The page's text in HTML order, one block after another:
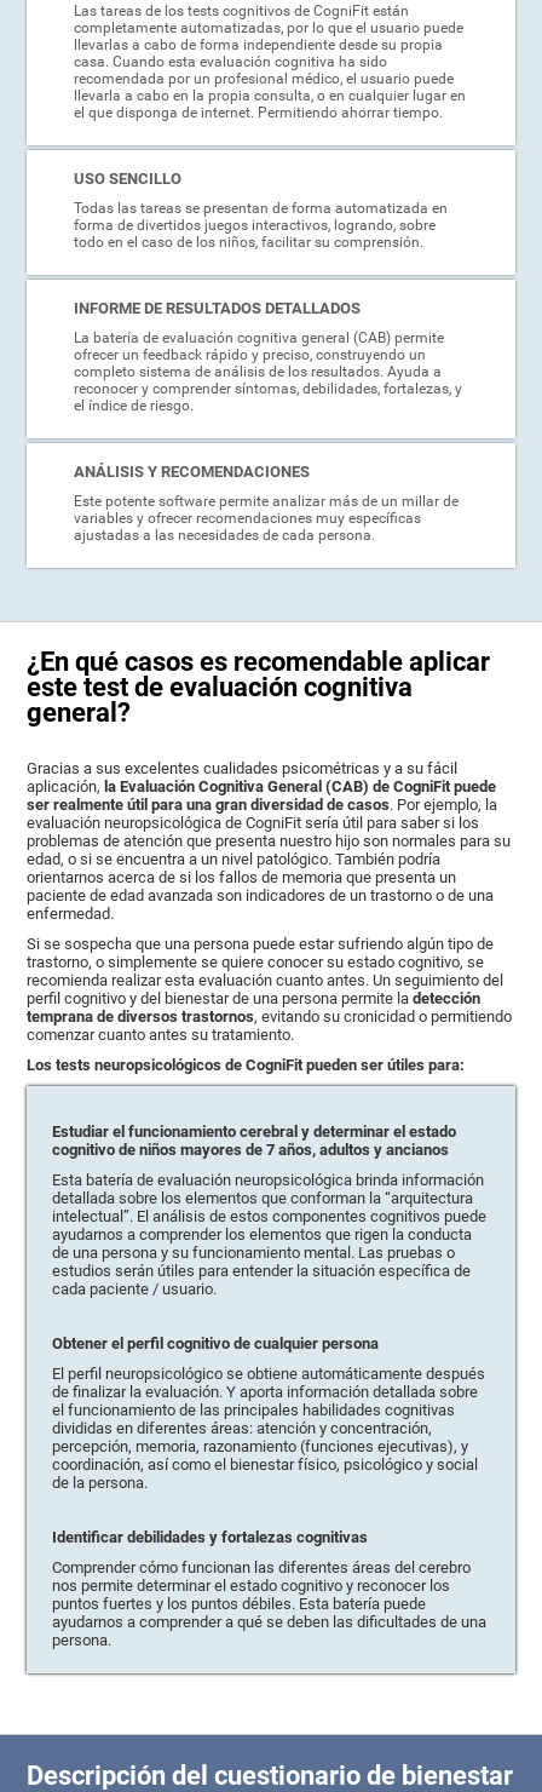
Las tareas de los tests cognitivos de CogniFit están
completamente automatizadas, por lo que el usuario puede
llevarlas a cabo de forma independiente desde su propia
casa. Cuando esta evaluación cognitiva ha sido
recomendada por un profesional médico, el usuario puede
llevarla a cabo en la propia consulta, o en cualquier lugar en
el que disponga de internet. Permitiendo ahorrar tiempo.
USO SENCILLO
Todas las tareas se presentan de forma automatizada en
forma de divertidos juegos interactivos, logrando, sobre
todo en el caso de los niños, facilitar su comprensión.
INFORME DE RESULTADOS DETALLADOS
La batería de evaluación cognitiva general (CAB) permite
ofrecer un feedback rápido y preciso, construyendo un
completo sistema de análisis de los resultados. Ayuda a
reconocer y comprender síntomas, debilidades, fortalezas, y
el índice de riesgo.
ANÁLISIS Y RECOMENDACIONES
Este potente software permite analizar más de un millar de
variables y ofrecer recomendaciones muy específicas
ajustadas a las necesidades de cada persona.
¿En qué casos es recomendable aplicar
este test de evaluación cognitiva
general?
Gracias a sus excelentes cualidades psicométricas y a su fácil
aplicación, la Evaluación Cognitiva General (CAB) de CogniFit puede
ser realmente útil para una gran diversidad de casos. Por ejemplo, la
evaluación neuropsicológica de CogniFit sería útil para saber si los
problemas de atención que presenta nuestro hijo son normales para su
edad, o si se encuentra a un nivel patológico. También podría
orientarnos acerca de si los fallos de memoria que presenta un
paciente de edad avanzada son indicadores de un trastorno o de una
enfermedad.
Si se sospecha que una persona puede estar sufriendo algún tipo de
trastorno, o simplemente se quiere conocer su estado cognitivo, se
recomienda realizar esta evaluación cuanto antes. Un seguimiento del
perfil cognitivo y del bienestar de una persona permite ladetección
temprana de diversos trastornos, evitando su cronicidad o permitiendo
comenzar cuanto antes su tratamiento.
Los tests neuropsicológicos de CogniFit pueden ser útiles para:
Estudiar el funcionamiento cerebral y determinar el estado
cognitivo de niños mayores de 7 años, adultos y ancianos
Esta batería de evaluación neuropsicológica brinda información
detallada sobre los elementos que conforman la “arquitectura
intelectual”. El análisis de estos componentes cognitivos puede
ayudarnos a comprender los elementos que rigen la conducta
de una persona y su funcionamiento mental. Las pruebas o
estudios serán útiles para entender la situación específica de
cada paciente / usuario.
Obtener el perfil cognitivo de cualquier persona
El perfil neuropsicológico se obtiene automáticamente después
de finalizar la evaluación. Y aporta información detallada sobre
el funcionamiento de las principales habilidades cognitivas
divididas en diferentes áreas: atención y concentración,
percepción, memoria, razonamiento (funciones ejecutivas), y
coordinación, así como el bienestar físico, psicológico y social
de la persona.
Identificar debilidades y fortalezas cognitivas
Comprender cómo funcionan las diferentes áreas del cerebro
nos permite determinar el estado cognitivo y reconocer los
puntos fuertes y los puntos débiles. Esta batería puede
ayudarnos a comprender a qué se deben las dificultades de una
persona.
Descripción del cuestionario de bienestar